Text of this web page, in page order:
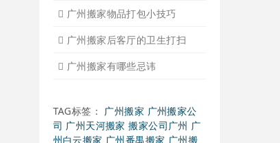
搬家后家具的搭配以及怎样
搬家整理物品有诀窍吗